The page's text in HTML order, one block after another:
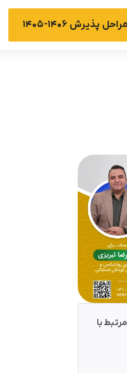
پذیرش ۱۴۰۶-۱۴۰۵
با